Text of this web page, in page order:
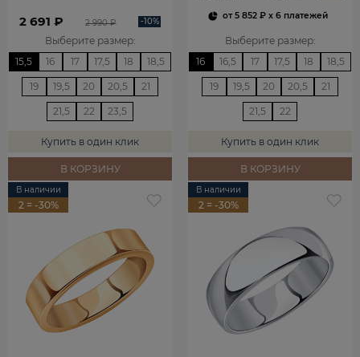
2 691 ₽ 2 990 ₽ -10%
Выберите размер:
15,5
16 17 17,5 18 18,5
19 19,5 20 20,5 21
21,5 22 23,5
Купить в один клик
В КОРЗИНУ
от5 852 ₽x 6 платежей
Выберите размер:
16
16,5 17 17,5 18 18,5
19 19,5 20 20,5 21
21,5 22
Купить в один клик
В КОРЗИНУ
В наличии
2 = -30%
В наличии
2 = -30%